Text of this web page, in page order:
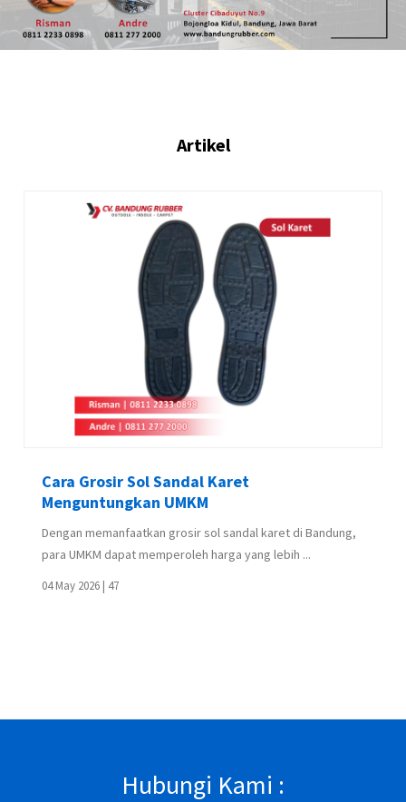
Artikel
Cara Grosir Sol Sandal Karet
Menguntungkan UMKM
Dengan memanfaatkan grosir sol sandal karet di Bandung,
para UMKM dapat memperoleh harga yang lebih ...
04 May 2026 | 47
Hubungi Kami :